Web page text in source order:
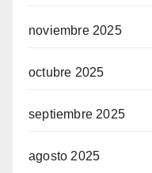
noviembre 2025
octubre 2025
septiembre 2025
agosto 2025